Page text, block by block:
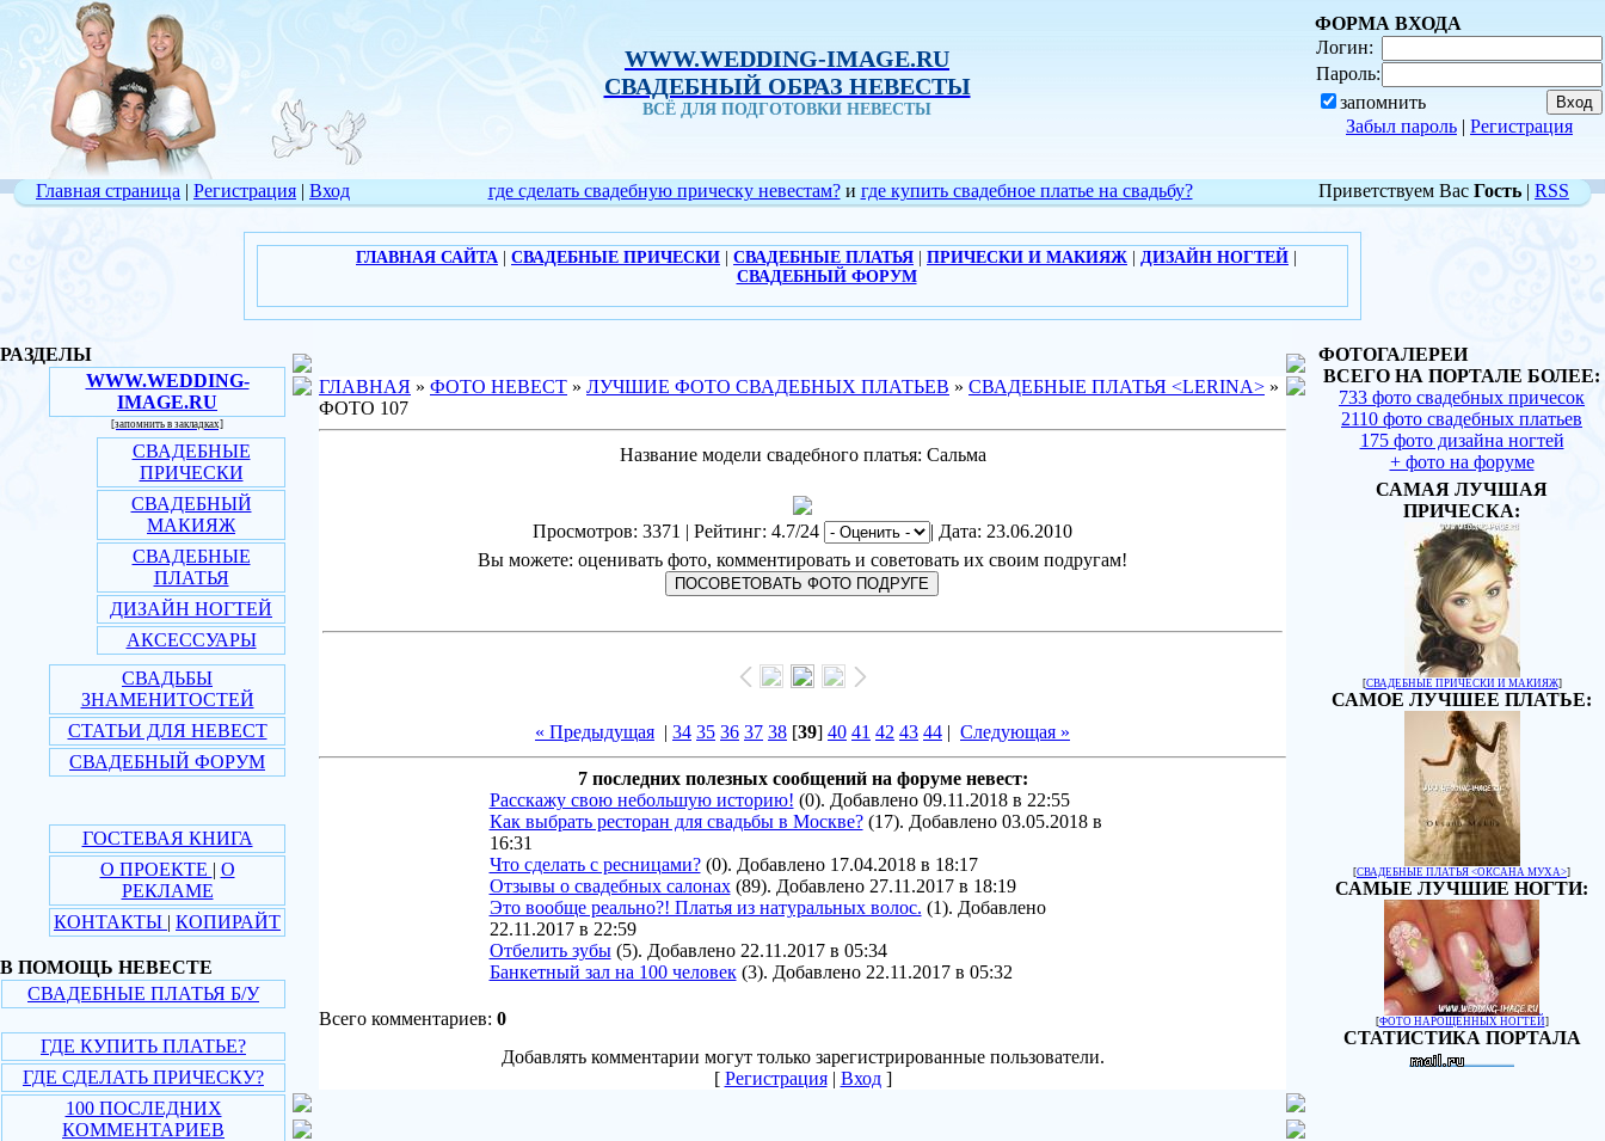
WWW.WEDDING-IMAGE.RU
СВАДЕБНЫЙ ОБРАЗ НЕВЕСТЫ
ВСЁ ДЛЯ ПОДГОТОВКИ НЕВЕСТЫ
ФОРМА ВХОДА
Логин:
Пароль:
запомнить
Забыл пароль | Регистрация
Главная страница | Регистрация | Вход где сделать свадебную прическу невестам?и где купить свадебное платье на свадьбу? Приветствуем Вас Гость | RSS
ГЛАВНАЯ САЙТА СВАДЕБНЫЕ ПРИЧЕСКИ СВАДЕБНЫЕ ПЛАТЬЯ ПРИЧЕСКИ И МАКИЯЖ ДИЗАЙН НОГТЕЙ
СВАДЕБНЫЙ ФОРУМ
РАЗДЕЛЫ
WWW.WEDDING-
IMAGE.RU
[запомнить в закладках]
СВАДЕБНЫЕ
ПРИЧЕСКИ
СВАДЕБНЫЙ
МАКИЯЖ
СВАДЕБНЫЕ
ПЛАТЬЯ
ДИЗАЙН НОГТЕЙ
АКСЕССУАРЫ
СВАДЬБЫ
ЗНАМЕНИТОСТЕЙ
СТАТЬИ ДЛЯ НЕВЕСТ
СВАДЕБНЫЙ ФОРУМ
ГОСТЕВАЯ КНИГА
О ПРОЕКТЕ | О
РЕКЛАМЕ
КОНТАКТЫ | КОПИРАЙТ
В ПОМОЩЬ НЕВЕСТЕ
СВАДЕБНЫЕ ПЛАТЬЯ Б/У
ГДЕ КУПИТЬ ПЛАТЬЕ?
ГДЕ СДЕЛАТЬ ПРИЧЕСКУ?
100 ПОСЛЕДНИХ
КОММЕНТАРИЕВ
ГЛАВНАЯ » ФОТО НЕВЕСТ » ЛУЧШИЕ ФОТО СВАДЕБНЫХ ПЛАТЬЕВ » СВАДЕБНЫЕ ПЛАТЬЯ <LERINA> »
ФОТО 107
Название модели свадебного платья: Сальма
Просмотров: 3371 | Рейтинг: 4.7/24
| Дата: 23.06.2010
Вы можете: оценивать фото, комментировать и советовать их своим подругам!
« Предыдущая | 34 35 36 37 38 [39] 40 41 42 43 44 | Следующая »
7 последних полезных сообщений на форуме невест:
Расскажу свою небольшую историю! (0). Добавлено 09.11.2018 в 22:55
Как выбрать ресторан для свадьбы в Москве?(17). Добавлено 03.05.2018 в
16:31
Что сделать с ресницами?(0). Добавлено 17.04.2018 в 18:17
Отзывы о свадебных салонах(89). Добавлено 27.11.2017 в 18:19
Это вообще реально?! Платья из натуральных волос. (1). Добавлено
22.11.2017 в 22:59
Отбелить зубы(5). Добавлено 22.11.2017 в 05:34
Банкетный зал на 100 человек(3). Добавлено 22.11.2017 в 05:32
Всего комментариев: 0
Добавлять комментарии могут только зарегистрированные пользователи.
[ Регистрация| Вход]
ФОТОГАЛЕРЕИ
ВСЕГО НА ПОРТАЛЕ БОЛЕЕ:
733 фото свадебных причесок
2110 фото свадебных платьев
175 фото дизайна ногтей
+ фото на форуме
САМАЯ ЛУЧШАЯ
ПРИЧЕСКА:
[СВАДЕБНЫЕ ПРИЧЕСКИ И МАКИЯЖ]
САМОЕ ЛУЧШЕЕ ПЛАТЬЕ:
[СВАДЕБНЫЕ ПЛАТЬЯ <ОКСАНА МУХА>]
САМЫЕ ЛУЧШИЕ НОГТИ:
[ФОТО НАРОЩЕННЫХ НОГТЕЙ]
СТАТИСТИКА ПОРТАЛА